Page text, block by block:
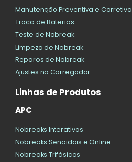
Manutenção Preventiva e Corretiva
Troca de Baterias
Teste de Nobreak
Limpeza de Nobreak
Reparos de Nobreak
Ajustes no Carregador
Linhas de Produtos
APC
Nobreaks Interativos
Nobreaks Senoidais e Online
Nobreaks Trifásicos